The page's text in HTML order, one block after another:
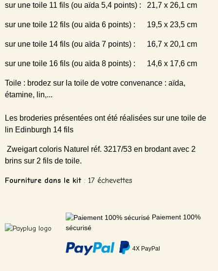
sur une toile 11 fils (ou aïda 5,4 points) : 21,7 x 26,1 cm
sur une toile 12 fils (ou aïda 6 points) : 19,5 x 23,5 cm
sur une toile 14 fils (ou aïda 7 points) : 16,7 x 20,1 cm
sur une toile 16 fils (ou aïda 8 points) : 14,6 x 17,6 cm
Toile : brodez sur la toile de votre convenance : aïda,
étamine, lin,...
Les broderies présentées ont été réalisées sur une toile de
lin Edinburgh 14 fils
Zweigart coloris Naturel réf. 3217/53 en brodant avec 2
brins sur 2 fils de toile.
Fourniture dans le kit : 17 échevettes
Paiement 100%
sécurisé
4X PayPal